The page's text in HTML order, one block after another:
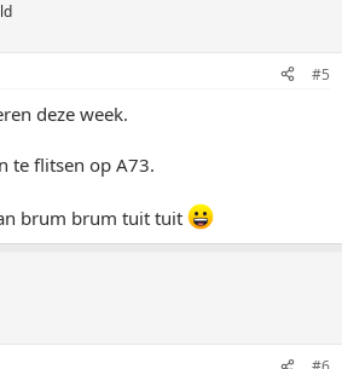
#5
deze week.
te flitsen op A73.
brum brum tuit tuit